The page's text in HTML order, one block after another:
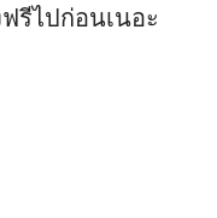
รีไปก่อนเนอะ